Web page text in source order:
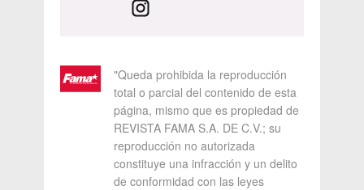
"Queda prohibida la reproducción
total o parcial del contenido de esta
página, mismo que es propiedad de
REVISTA FAMA S.A. DE C.V.; su
reproducción no autorizada
constituye una infracción y un delito
de conformidad con las leyes